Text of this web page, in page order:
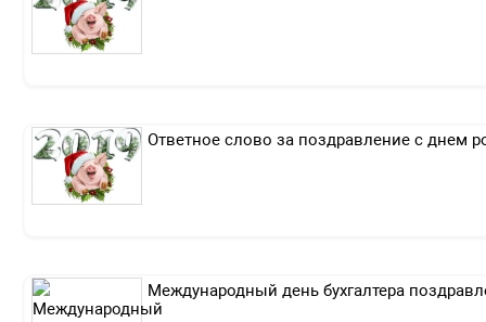
Ответное слово за поздравление с днем
Международный день бухгалтера